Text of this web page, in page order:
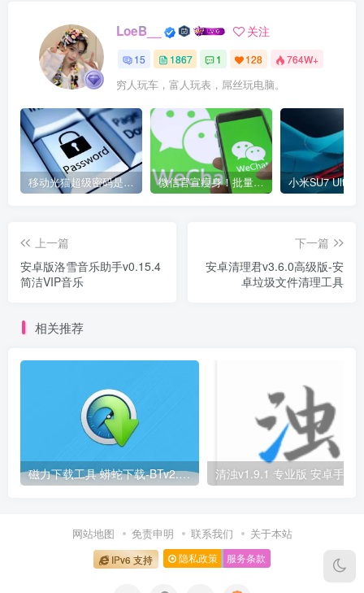
LoeB__ 关注
15 1867 1 128 764W+
穷人玩车，富人玩表，屌丝玩电脑。
移动光猫超级密码是多少？移动光猫超级管理员后台账号与密码 微信官宣瘦身！批量清理原图新功能来了 安卓、iOS均可使用
上一篇
安卓版洛雪音乐助手v0.15.4
简洁VIP音乐
下一篇
安卓清理君v3.6.0高级版-安
卓垃圾文件清理工具
相关推荐
磁力下载工具 蟒蛇下载-BTv2.8V2支持下载各种资源
网站地图 免责申明 联系我们 关于本站
IPv6 支持 隐私政策 服务条款